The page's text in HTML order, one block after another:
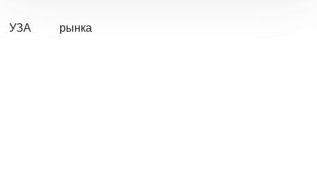
УЗА рынка